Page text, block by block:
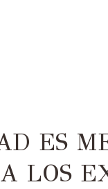
ES
LOS